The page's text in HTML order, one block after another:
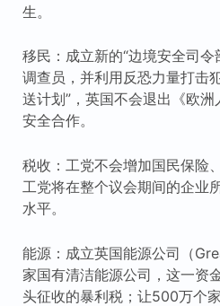
生。
移民：成立新的“边境安全司
调查员，并利用反恐力量打击
送计划”，英国不会退出《欧
安全合作。
税收：工党不会增加国民保险
工党将在整个议会期间的企业
水平。
能源：成立英国能源公司（
家国有清洁能源公司，这一资
头征收的暴利税；让500万个